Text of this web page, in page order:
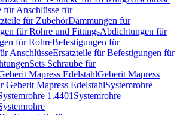
für Anschlüsse für
für ZubehörDämmungen für
für Rohre und FittingsAbdichtungen für
für RohreBefestigungen für
AnschlüsseErsatzteile für Befestigungen für
Sets Schraube für
Mapress EdelstahlGeberit Mapress
Geberit Mapress EdelstahlSystemrohre
1.4401 Systemrohre